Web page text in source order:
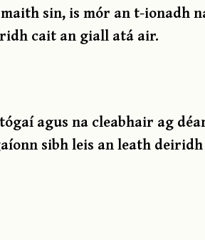
sin, is mór an t-ionadh
cait an giall atá air.
agus na cleabhair ag
sibh leis an leath